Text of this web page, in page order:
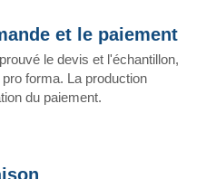
et le paiement
le devis et l'échantillon,
forma. La production
du paiement.